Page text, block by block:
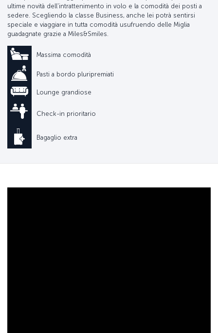
ultime novità dell'intrattenimento in volo e la comodità dei posti a
sedere. Scegliendo la classe Business, anche lei potrà sentirsi
speciale e viaggiare in tutta comodità usufruendo delle Miglia
guadagnate grazie a Miles&Smiles.
Massima comodità
Pasti a bordo pluripremiati
Lounge grandiose
Check-in prioritario
Bagaglio extra